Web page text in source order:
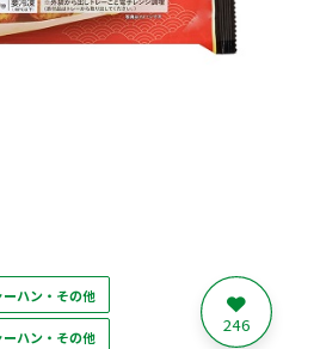
ハン・その他
ハン・その他
246